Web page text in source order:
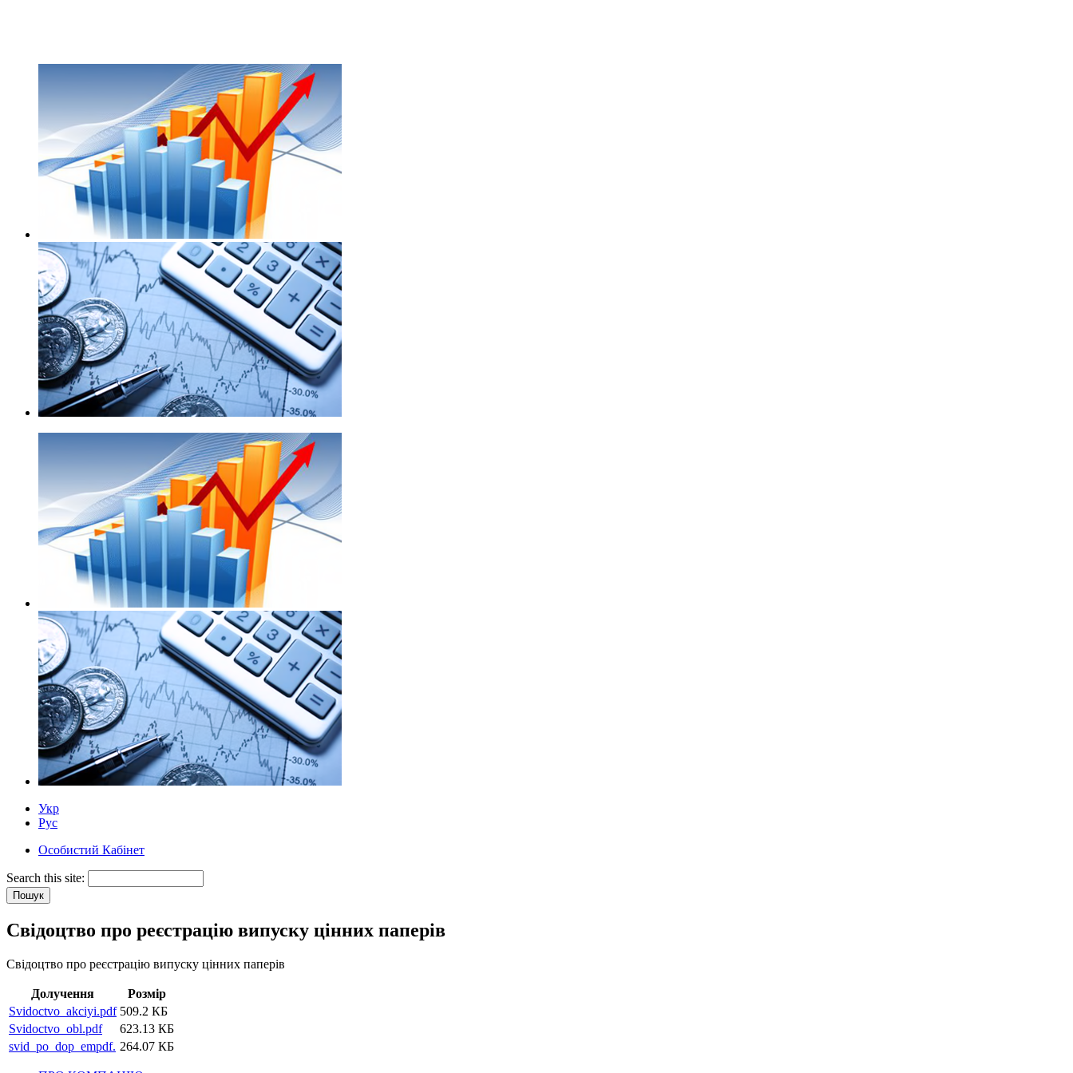
Укр
Рус
Особистий Кабінет
Search this site:
Свідоцтво про реєстрацію випуску цінних паперів
Свідоцтво про реєстрацію випуску цінних паперів
Долучення
Розмір
Svidoctvo_akciyi.pdf 509.2 КБ
Svidoctvo_obl.pdf
623.13 КБ
svid_po_dop_empdf. 264.07 КБ